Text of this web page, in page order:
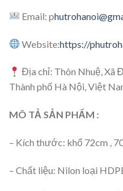
Email: p
Website:https://
Địa chỉ: Thôn Nhuệ,
Thành phố Hà Nội, Việt
MÔ TẢ SẢN PHẨM :
– Kích thước: khổ 72cm ,
– Chất liệu: Nilon loại